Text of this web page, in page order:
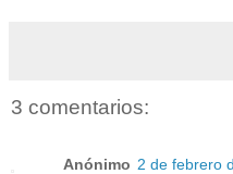
3 comentarios:
Anónimo 2 de febrero